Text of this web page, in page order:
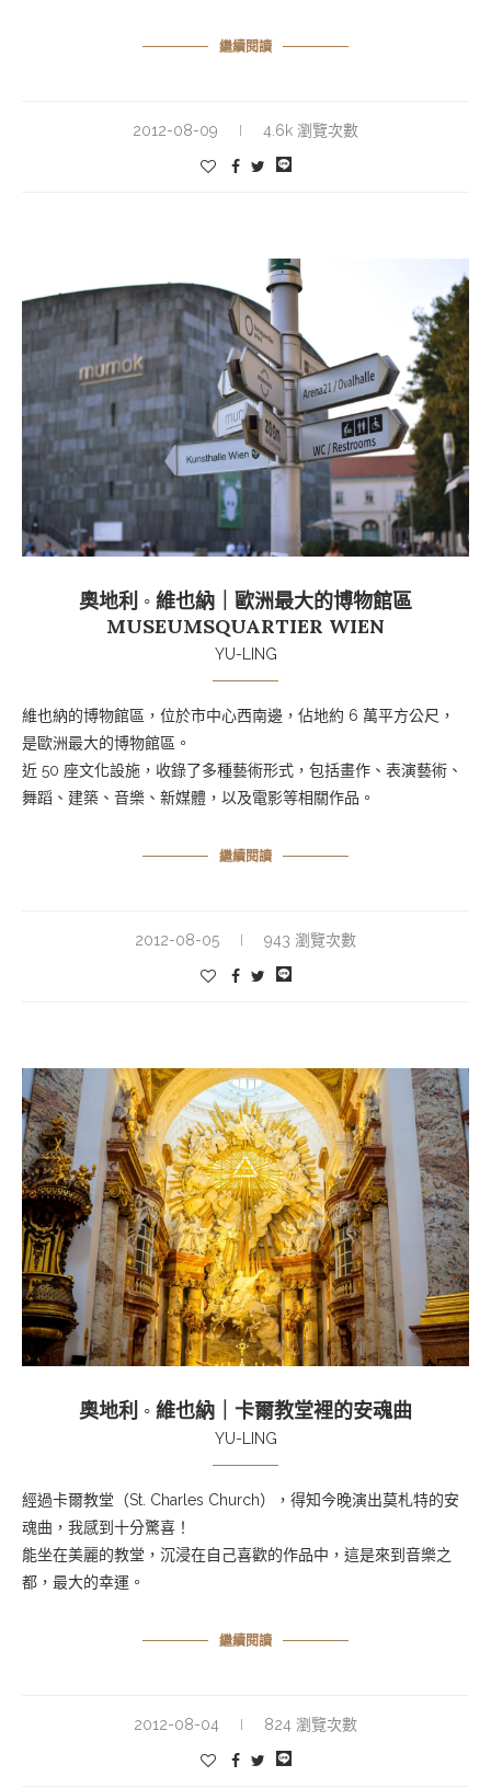
繼續閱讀
2012-08-09 4.6k 瀏覽次數
奧地利 ◦ 維也納｜歐洲最大的博物館區
MUSEUMSQUARTIER WIEN
YU-LING
維也納的博物館區，位於市中心西南邊，佔地約 6 萬平方公尺，
是歐洲最大的博物館區。
近 50 座文化設施，收錄了多種藝術形式，包括畫作、表演藝術、
舞蹈、建築、音樂、新媒體，以及電影等相關作品。
繼續閱讀
2012-08-05 943 瀏覽次數
奧地利 ◦ 維也納｜卡爾教堂裡的安魂曲
YU-LING
經過卡爾教堂（St. Charles Church） ，得知今晚演出莫札特的安
魂曲，我感到十分驚喜！
能坐在美麗的教堂，沉浸在自己喜歡的作品中，這是來到音樂之
都，最大的幸運。
繼續閱讀
2012-08-04 824 瀏覽次數